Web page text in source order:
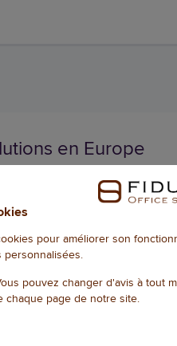
en Europe
Luxembourg
pour améliorer son
pouvez changer d'avis à tout
chaque page de notre site.